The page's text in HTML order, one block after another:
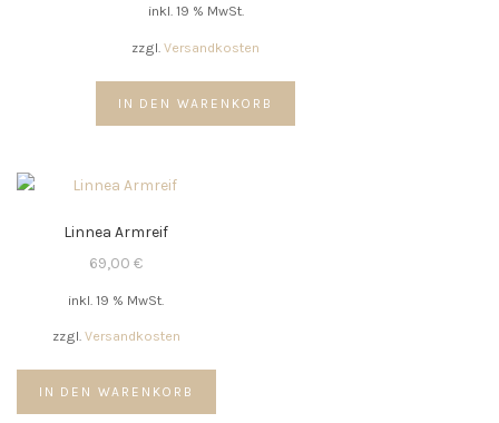
auf
der
gewählt
werden
inkl. 19 % MwSt.
zzgl. Versandkosten
IN DEN WARENKORB
Linnea Armreif
69,00€
inkl. 19 % MwSt.
zzgl. Versandkosten
IN DEN WARENKORB